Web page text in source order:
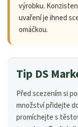
výrobku.
uvaření je ihned
omáčkou.
Tip DS
Před scezením si
množství přidejte
promíchejte s